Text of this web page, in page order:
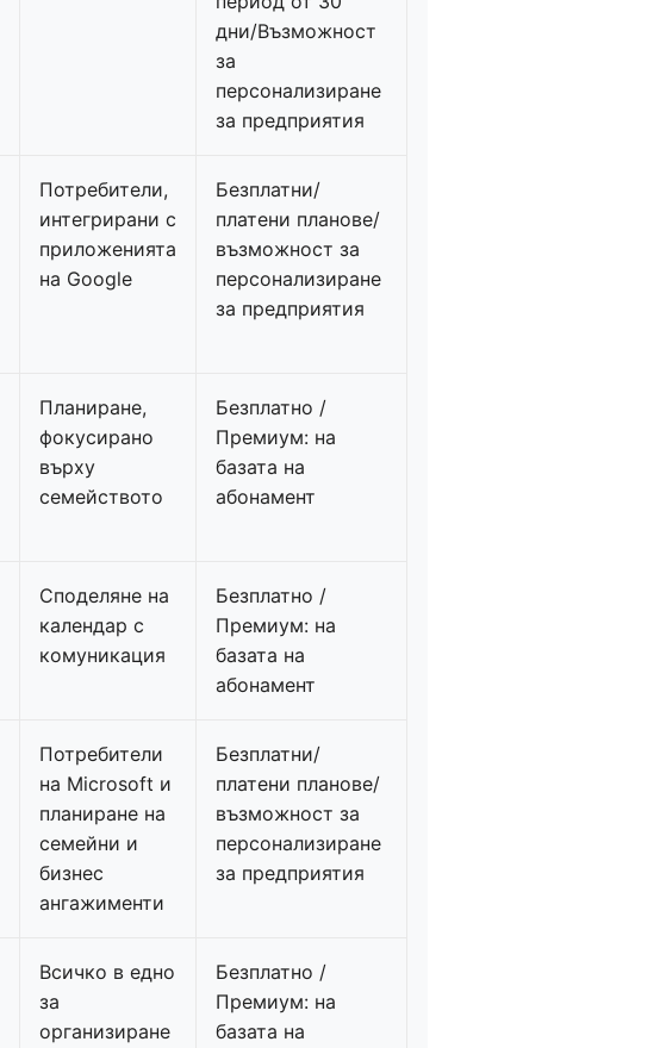
дни/Възможност
за
персонализиране
за предприятия
Потребители,
интегрирани с
приложенията
на Google
Безплатни/
платени планове/
възможност за
персонализиране
за предприятия
Планиране,
фокусирано
върху
семейството
Безплатно /
Премиум: на
базата на
абонамент
Споделяне на
календар с
комуникация
Безплатно /
Премиум: на
базата на
абонамент
Потребители
на Microsoft и
планиране на
семейни и
бизнес
ангажименти
Безплатни/
платени планове/
възможност за
персонализиране
за предприятия
Всичко в едно
за
организиране
Безплатно /
Премиум: на
базата на